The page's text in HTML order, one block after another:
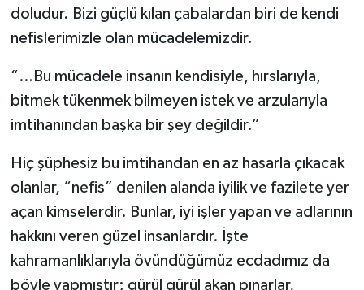
doludur. Bizi güçlü kılan çabalardan biri de kendi
nefislerimizle olan mücadelemizdir.
“…Bu mücadele insanın kendisiyle, hırslarıyla,
bitmek tükenmek bilmeyen istek ve arzularıyla
imtihanından başka bir şey değildir.”
Hiç şüphesiz bu imtihandan en az hasarla çıkacak
olanlar, “nefis” denilen alanda iyilik ve fazilete yer
açan kimselerdir. Bunlar, iyi işler yapan ve adlarının
hakkını veren güzel insanlardır. İşte
kahramanlıklarıyla övündüğümüz ecdadımız da
böyle yapmıştır; gürül gürül akan pınarlar,
Çankırı Müftülüğü
Çorum Müftülüğü
Denizli Müftülüğü
Diyarbakır Müftülüğü
Düzce Müftülüğü
Edirne Müftülüğü
Elazığ Müftülüğü
Bilim, Teknoloji
Biyografiler
Diyanet TV
İhtida Haberleri
YAŞAM